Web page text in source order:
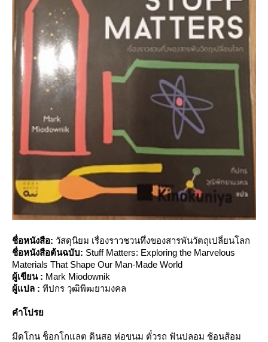
ชื่อหนังสือ: วัสดุนิยม เรื่องราวชวนทึ่งของสารพันวัตถุเปลี่ยนโลก
ชื่อหนังสือต้นฉบับ: Stuff Matters: Exploring the Marvelous
Materials That Shape Our Man-Made World
ผู้เขียน : Mark Miodownik
ผู้แปล : ทีปกร วุฒิพิฒยามงคล
คำโปร
มีดโกน ช็อกโกแลต ดินสอ ห่อขนม ตั๋วรถ ฟันปลอม ช้อนส้อม